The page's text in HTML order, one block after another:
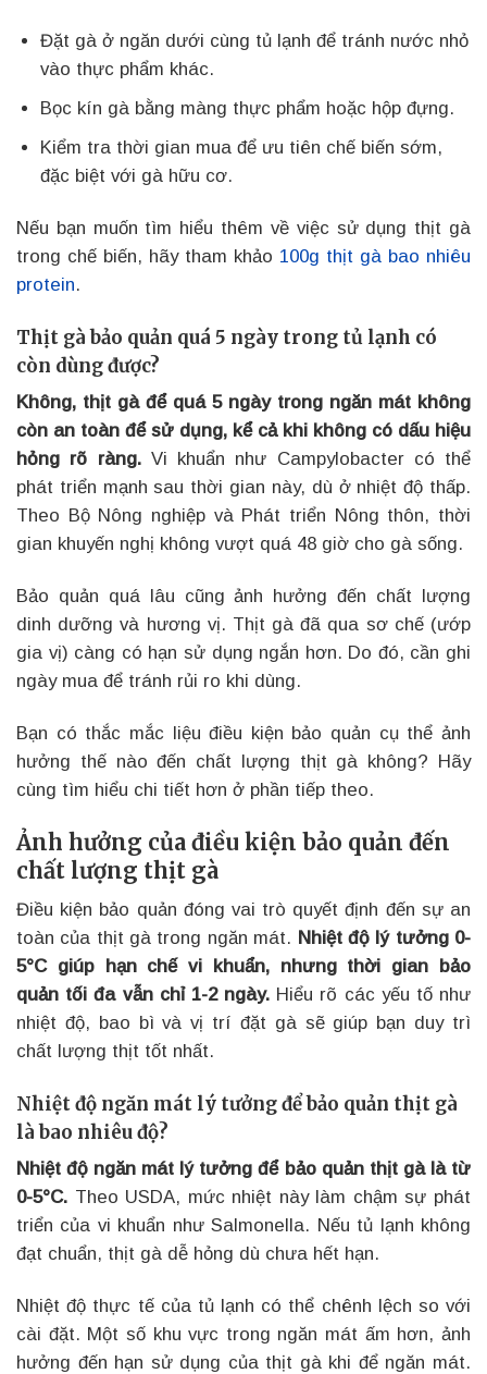
Đặt gà ở ngăn dưới cùng tủ lạnh để tránh nước nhỏ
vào thực phẩm khác.
Bọc kín gà bằng màng thực phẩm hoặc hộp đựng.
Kiểm tra thời gian mua để ưu tiên chế biến sớm,
đặc biệt với gà hữu cơ.
Nếu bạn muốn tìm hiểu thêm về việc sử dụng thịt gà
trong chế biến, hãy tham khảo 100g thịt gà bao nhiêu
protein.
Thịt gà bảo quản quá 5 ngày trong tủ lạnh có
còn dùng được?
Không, thịt gà để quá 5 ngày trong ngăn mát không
còn an toàn để sử dụng, kể cả khi không có dấu hiệu
hỏng rõ ràng.Vi khuẩn như Campylobacter có thể
phát triển mạnh sau thời gian này, dù ở nhiệt độ thấp.
Theo Bộ Nông nghiệp và Phát triển Nông thôn, thời
gian khuyến nghị không vượt quá 48 giờ cho gà sống.
Bảo quản quá lâu cũng ảnh hưởng đến chất lượng
dinh dưỡng và hương vị. Thịt gà đã qua sơ chế (ướp
gia vị) càng có hạn sử dụng ngắn hơn. Do đó, cần ghi
ngày mua để tránh rủi ro khi dùng.
Bạn có thắc mắc liệu điều kiện bảo quản cụ thể ảnh
hưởng thế nào đến chất lượng thịt gà không? Hãy
cùng tìm hiểu chi tiết hơn ở phần tiếp theo.
Ảnh hưởng của điều kiện bảo quản đến
chất lượng thịt gà
Điều kiện bảo quản đóng vai trò quyết định đến sự an
toàn của thịt gà trong ngăn mát. Nhiệt độ lý tưởng 0-
5°C giúp hạn chế vi khuẩn, nhưng thời gian bảo
quản tối đa vẫn chỉ 1-2 ngày. Hiểu rõ các yếu tố như
nhiệt độ, bao bì và vị trí đặt gà sẽ giúp bạn duy trì
chất lượng thịt tốt nhất.
Nhiệt độ ngăn mát lý tưởng để bảo quản thịt gà
là bao nhiêu độ?
Nhiệt độ ngăn mát lý tưởng để bảo quản thịt gà là từ
0-5°C. Theo USDA, mức nhiệt này làm chậm sự phát
triển của vi khuẩn như Salmonella. Nếu tủ lạnh không
đạt chuẩn, thịt gà dễ hỏng dù chưa hết hạn.
Nhiệt độ thực tế của tủ lạnh có thể chênh lệch so với
cài đặt. Một số khu vực trong ngăn mát ấm hơn, ảnh
hưởng đến hạn sử dụng của thịt gà khi để ngăn mát.